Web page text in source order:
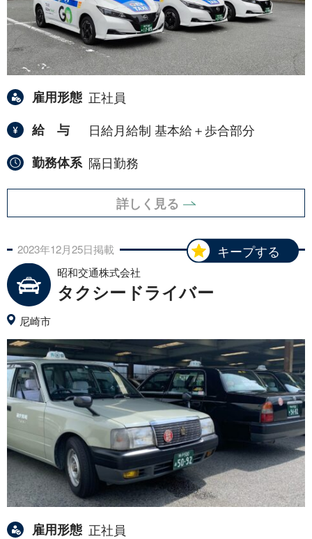
雇用形態 正社員
給与
日給月給制 基本給＋歩合部分
勤務体系 隔日勤務
詳しく見る
キープする
2023年12月25日掲載
昭和交通株式会社
タクシードライバー
尼崎市
雇用形態 正社員